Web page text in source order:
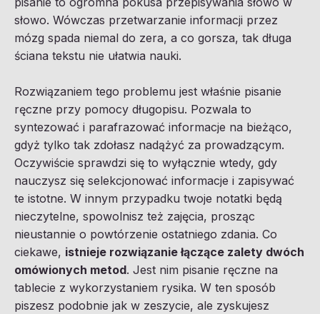
słowo. Wówczas przetwarzanie informacji przez
mózg spada niemal do zera, a co gorsza, tak długa
ściana tekstu nie ułatwia nauki.
Rozwiązaniem tego problemu jest właśnie pisanie
ręczne przy pomocy długopisu. Pozwala to
syntezować i parafrazować informacje na bieżąco,
gdyż tylko tak zdołasz nadążyć za prowadzącym.
Oczywiście sprawdzi się to wyłącznie wtedy, gdy
nauczysz się selekcjonować informacje i zapisywać
te istotne. W innym przypadku twoje notatki będą
nieczytelne, spowolnisz też zajęcia, prosząc
nieustannie o powtórzenie ostatniego zdania. Co
ciekawe, istnieje rozwiązanie łączące zalety dwóch
omówionych metod. Jest nim pisanie ręczne na
tablecie z wykorzystaniem rysika. W ten sposób
piszesz podobnie jak w zeszycie, ale zyskujesz